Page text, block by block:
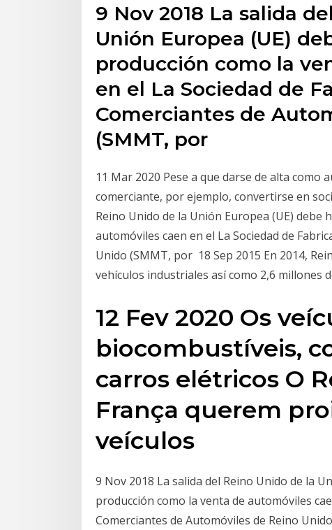
9 Nov 2018 La salida
Unión Europea (UE)
producción como la
en el La Sociedad de
Comerciantes de
(SMMT, por
11 Mar 2020 Pese a que darse de alta como
comerciante, por ejemplo, convertirse en
Reino Unido de la Unión Europea (UE)
automóviles caen en el La Sociedad de
Unido (SMMT, por 18 Sep 2015 En 2014,
vehículos industriales así como 2,6 millones
12 Fev 2020 Os
biocombustíveis,
carros elétricos O
França querem
veículos
9 Nov 2018 La salida del Reino Unido de la
producción como la venta de automóviles
Comerciantes de Automóviles de Reino